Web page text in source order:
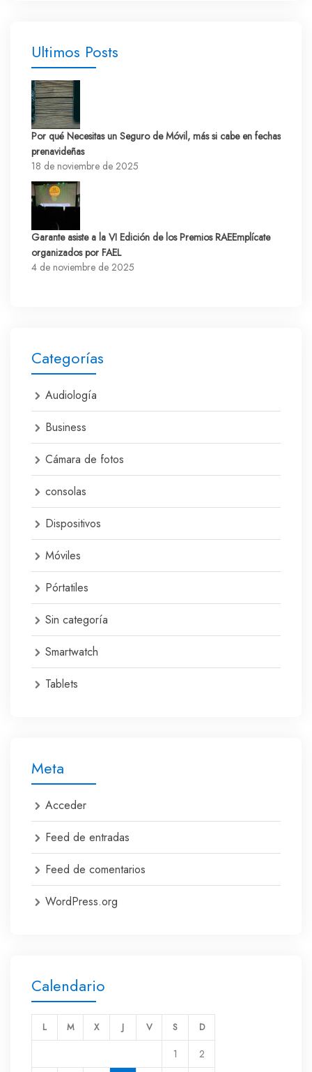
Últimos Posts
Por qué Necesitas un Seguro de Móvil, más si cabe en fechas
prenavideñas
18 de noviembre de 2025
Garante asiste a la VI Edición de los Premios RAEEmplícate
organizados por FAEL
4 de noviembre de 2025
Categorías
Audiología
Business
Cámara de fotos
consolas
Dispositivos
Móviles
Pórtatiles
Sin categoría
Smartwatch
Tablets
Meta
Acceder
Feed de entradas
Feed de comentarios
WordPress.org
Calendario
L M X J V S D
1
2